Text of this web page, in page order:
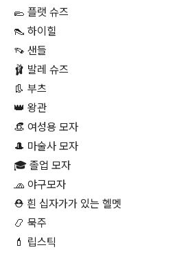
🥿 플랫 슈즈
👠 하이힐
👡 샌들
🩰 발레 슈즈
👢 부츠
👑 왕관
👒 여성용 모자
🎩 마술사 모자
🎓 졸업 모자
🧢 야구모자
⛑ 흰 십자가가 있는 헬멧
📿 묵주
💄 립스틱